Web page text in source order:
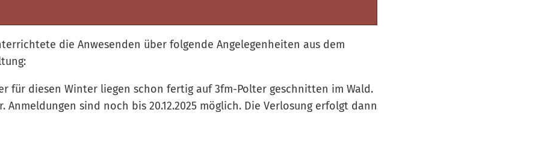
die Anwesenden über folgende Angelegenheiten aus dem
für diesen Winter liegen schon fertig auf 3fm-Polter geschnitten im Wald.
Anmeldungen sind noch bis 20.12.2025 möglich. Die Verlosung erfolgt dann